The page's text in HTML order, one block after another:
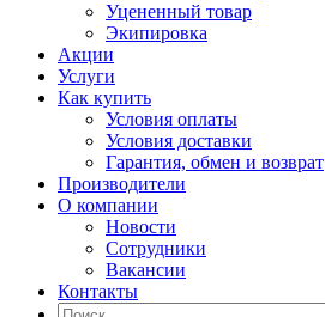
Уцененный товар
Экипировка
Акции
Услуги
Как купить
Условия оплаты
Условия доставки
Гарантия, обмен и возврат
Производители
О компании
Новости
Сотрудники
Вакансии
Контакты